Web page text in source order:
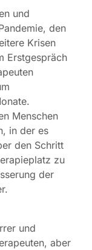
und
den
Krisen
Erstgespräch
Menschen
in der es
den Schritt
zu
der
und
aber